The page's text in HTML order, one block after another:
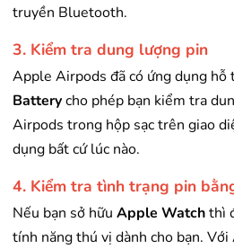
truyền Bluetooth.
3. Kiểm tra dung lượng pin
Apple Airpods đã có ứng dụng hỗ
Batterycho phép bạn kiểm tra
Airpods trong hộp sạc trên giao
dụng bất cứ lúc nào.
4. Kiểm tra tình trạng pin
Nếu bạn sở hữu Apple Watchthì
tính năng thú vị dành cho bạn.